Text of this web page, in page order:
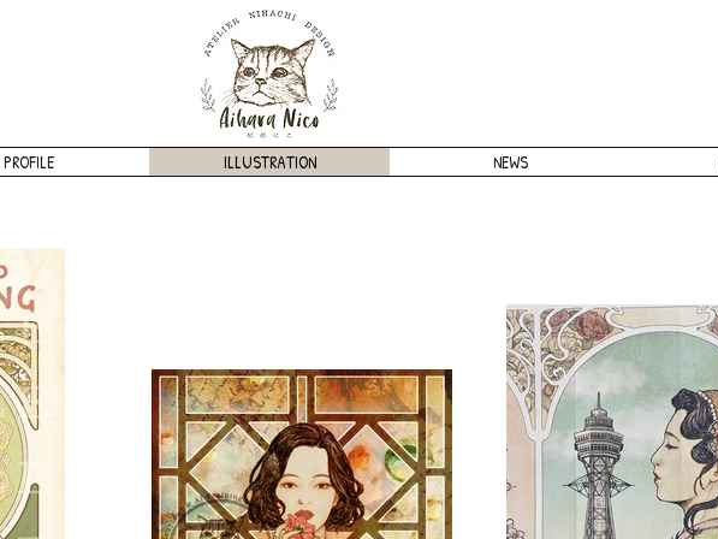
PROFILE ILLUSTRATION NEWS